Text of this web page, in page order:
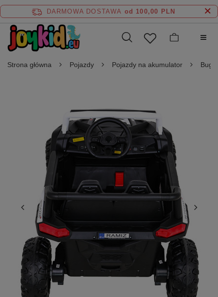
DARMOWA DOSTAWA od 100,00 PLN
Strona główna Pojazdy Pojazdy na akumulator